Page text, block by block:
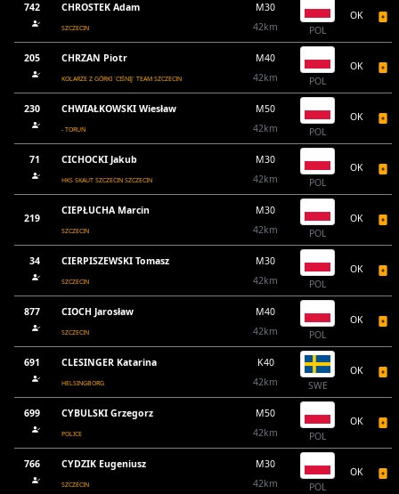
742 CHROSTEK Adam
SZCZECIN
M30
42km
POL
OK
205 CHRZAN Piotr
KOLARZE Z GÓRKI `CIŚNIJ` TEAM SZCZECIN
M40
42km
POL
OK
230 CHWIAŁKOWSKI Wiesław
- TORUŃ
M50
42km
POL
OK
71 CICHOCKI Jakub
HKS SKAUT SZCZECIN SZCZECIN
M30
42km
POL
OK
219
CIEPŁUCHA Marcin
SZCZECIN
M30
42km
POL
OK
34 CIERPISZEWSKI Tomasz
SZCZECIN
M30
42km
POL
OK
877 CIOCH Jarosław
SZCZECIN
M40
42km
POL
OK
691 CLESINGER Katarina
HELSINGBORG
K40
42km
SWE
OK
699 CYBULSKI Grzegorz
POLICE
M50
42km
POL
OK
766 CYDZIK Eugeniusz
SZCZECIN
M30
42km
POL
OK